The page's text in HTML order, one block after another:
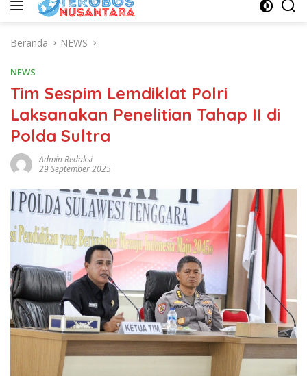
Beranda NEWS
NEWS
Tim Sespim Lemdiklat Polri
Laksanakan Penelitian Tahap II di
Polda Sultra
Admin Redaksi
29 September 2025